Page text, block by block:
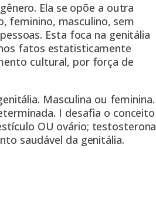
Ela se opõe a outra
feminino, masculino, sem
Esta foca na genitália
fatos estatisticamente
cultural, por força de
Masculina ou feminina.
I desafia o conceito
OU ovário; testosterona
saudável da genitália.